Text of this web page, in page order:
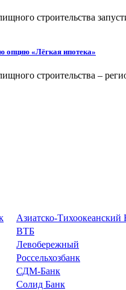
строительства
опцию «Лёгкая ипотека»
строительства –
Азиатско-Тихоокеанский
ВТБ
Левобережный
Россельхозбанк
СДМ-Банк
Солид Банк